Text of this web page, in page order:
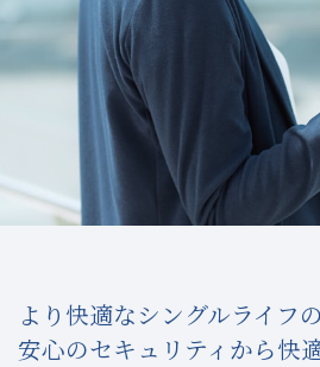
より快適なシングルライフの
安心のセキュリティから快